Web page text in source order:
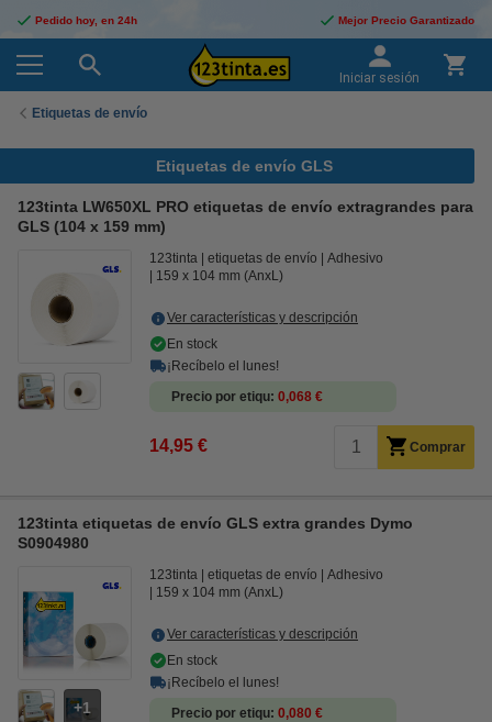
Pedido hoy, en 24h Mejor Precio Garantizado
Iniciar sesión
Etiquetas de envío
Etiquetas de envío GLS
123tinta LW650XL PRO etiquetas de envío extragrandes para
GLS (104 x 159 mm)
123tinta etiquetas de envío
Adhesivo
159 x 104 mm (AnxL)
Ver características y descripción
En stock
¡Recíbelo el lunes!
Precio por etiqu 0,068 €
14,95 € Comprar
123tinta etiquetas de envío GLS extra grandes Dymo
S0904980
1
123tinta etiquetas de envío
Adhesivo
159 x 104 mm (AnxL)
Ver características y descripción
En stock
¡Recíbelo el lunes!
Precio por etiqu 0,080 €